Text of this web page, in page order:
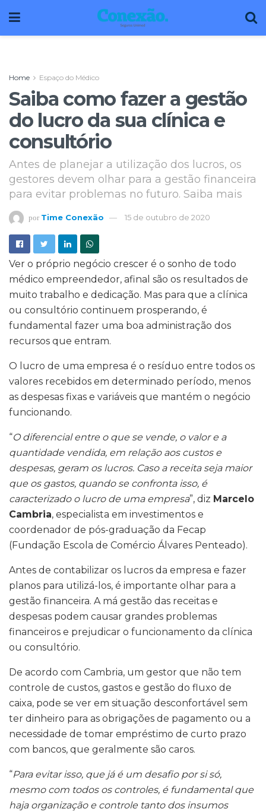
Home Espaço do Médico
Saiba como fazer a gestão
do lucro da sua clínica e
consultório
Antes de planejar a utilização dos lucros, os
gestores devem olhar para a gestão financeira
para evitar problemas no futuro. Saiba mais
por Time Conexão 15 de outubro de 2020
Ver o próprio negócio crescer é o sonho de todo
médico empreendedor, afinal são os resultados de
muito trabalho e dedicação. Mas para que a clínica
ou consultório continuem prosperando, é
fundamental fazer uma boa administração dos
recursos que entram.
O lucro de uma empresa é o resíduo entre todos os
valores recebidos em determinado período, menos
as despesas fixas e variáveis que mantém o negócio
funcionando.
“O diferencial entre o que se vende, o valor e a
quantidade vendida, em relação aos custos e
despesas, geram os lucros. Caso a receita seja maior
que os gastos, quando se confronta isso, é
caracterizado o lucro de uma empresa”, diz Marcelo
Cambria, especialista em investimentos e
coordenador de pós-graduação da Fecap
(Fundação Escola de Comércio Álvares Penteado).
Antes de contabilizar os lucros da empresa e fazer
planos para utilizá-los, é importante olhar para a
gestão financeira. A má gestão das receitas e
despesas podem causar grandes problemas
financeiros e prejudicar o funcionamento da clínica
ou consultório.
De acordo com Cambria, um gestor que não tem
controle de custos, gastos e gestão do fluxo de
caixa, pode se ver em situação desconfortável sem
ter dinheiro para as obrigações de pagamento ou a
necessidade de tomar empréstimo de curto prazo
com bancos, que geralmente são caros.
“Para evitar isso, que já é um desafio por si só,
mesmo com todos os controles, é fundamental que
haja organização e controle tanto dos insumos